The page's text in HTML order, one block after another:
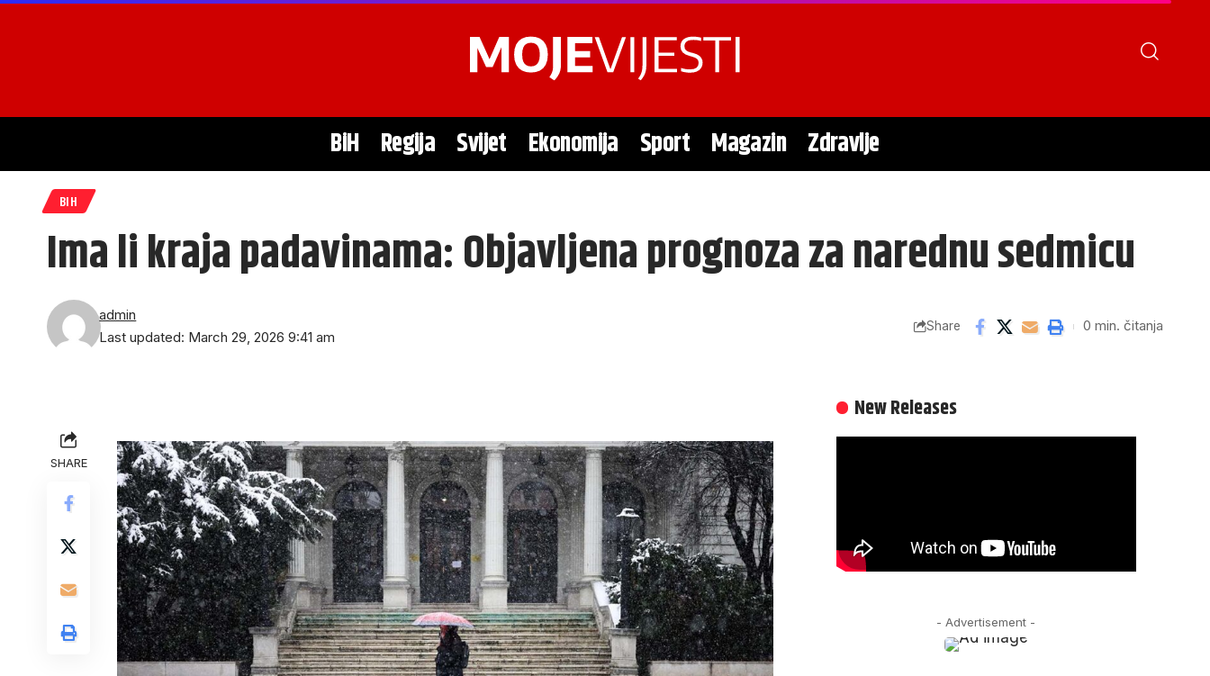
BiH Regija Svijet Ekonomija Sport Magazin Zdravlje
BIH
Ima li kraja padavinama: Objavljena prognoza za narednu sedmicu
Last updated: March 29, 2026 9:41 am
admin
Share 0 min. čitanja
SHARE
New Releases
- Advertisement -